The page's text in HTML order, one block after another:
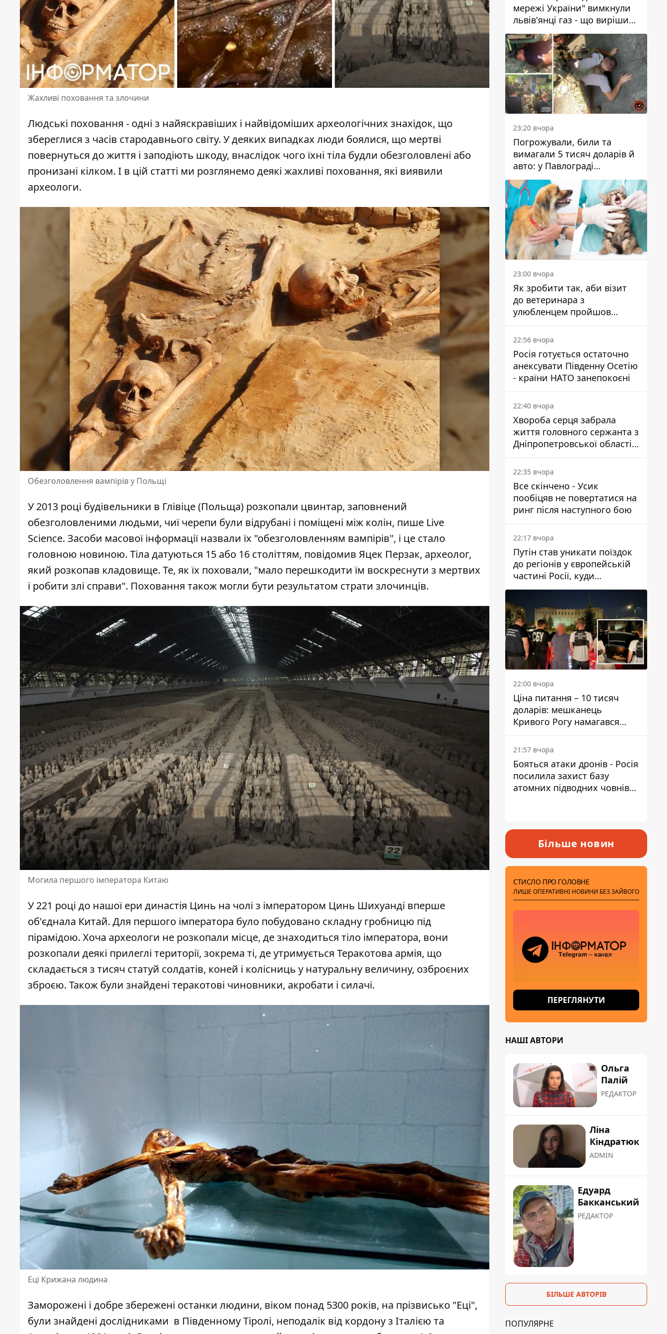
Жахливі поховання та злочини
Людські поховання - одні з найяскравіших і найвідоміших археологічних знахідок, що
збереглися з часів стародавнього світу. У деяких випадках люди боялися, що мертві
повернуться до життя і заподіють шкоду, внаслідок чого їхні тіла будли обезголовлені або
пронизані кілком. І в цій статті ми розглянемо деякі жахливі поховання, які виявили
археологи.
Обезголовлення вампірів у Польщі
У 2013 році будівельники в Глівіце (Польща) розкопали цвинтар, заповнений
обезголовленими людьми, чиї черепи були відрубані і поміщені між колін, пише Live
Science. Засоби масової інформації назвали їх "обезголовленням вампірів", і це стало
головною новиною. Тіла датуються 15 або 16 століттям, повідомив Яцек Перзак, археолог,
який розкопав кладовище. Те, як їх поховали, "мало перешкодити їм воскреснути з мертвих
і робити злі справи". Поховання також могли бути результатом страти злочинців.
Могила першого імператора Китаю
У 221 році до нашої ери династія Цинь на чолі з імператором Цинь Шихуанді вперше
об'єднала Китай. Для першого імператора було побудовано складну гробницю під
пірамідою. Хоча археологи не розкопали місце, де знаходиться тіло імператора, вони
розкопали деякі прилеглі території, зокрема ті, де утримується Теракотова армія, що
складається з тисяч статуй солдатів, коней і колісниць у натуральну величину, озброєних
зброєю. Також були знайдені теракотові чиновники, акробати і силачі.
Еці Крижана людина
Заморожені і добре збережені останки людини, віком понад 5300 років, на прізвисько "Еці",
були знайдені дослідниками в Південному Тіролі, неподалік від кордону з Італією та
мережі України" вимкнули
львів'янці газ - що вирішив
суд
23:20 вчора
Погрожували, били та
вимагали 5 тисяч доларів й
авто: у Павлограді
затримали двох чоловіків
23:00 вчора
Як зробити так, аби візит
до ветеринара з
улюбленцем пройшов
спокійно: прості поради
22:56 вчора
Росія готується остаточно
анексувати Південну Осетію
- країни НАТО занепокоєні
22:40 вчора
Хвороба серця забрала
життя головного сержанта з
Дніпропетровської області
Юрія Свистуна
22:35 вчора
Все скінчено - Усик
пообіцяв не повертатися на
ринг після наступного бою
22:17 вчора
Путін став уникати поїздок
до регіонів у європейській
частині Росії, куди
регулярно долітають дрони
22:00 вчора
Ціна питання – 10 тисяч
доларів: мешканець
Кривого Рогу намагався
переправити чоловіка до
Словаччини
21:57 вчора
Бояться атаки дронів - Росія
посилила захист базу
атомних підводних човнів
Більше новин
СТИСЛО ПРО ГОЛОВНЕ
ЛИШЕ ОПЕРАТИВНІ НОВИНИ БЕЗ ЗАЙВОГО
ПЕРЕГЛЯНУТИ
НАШІ АВТОРИ
Ольга
Палій
РЕДАКТОР
Ліна
Кіндратюк
ADMIN
Едуард
Бакканський
РЕДАКТОР
БІЛЬШЕ АВТОРІВ
ПОПУЛЯРНЕ